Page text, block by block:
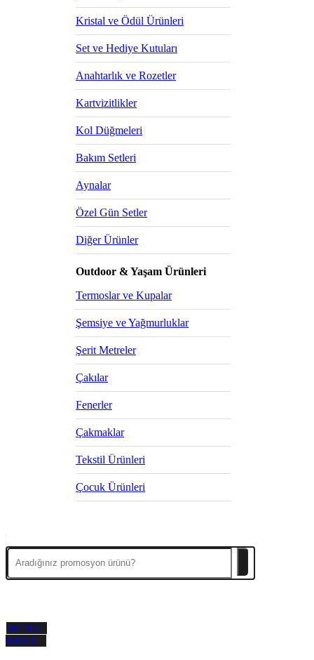
Kristal ve Ödül Ürünleri
Set ve Hediye Kutuları
Anahtarlık ve Rozetler
Kartvizitlikler
Kol Düğmeleri
Bakım Setleri
Aynalar
Özel Gün Setler
Diğer Ürünler
Outdoor & Yaşam Ürünleri
Termoslar ve Kupalar
Şemsiye ve Yağmurluklar
Şerit Metreler
Çakılar
Fenerler
Çakmaklar
Tekstil Ürünleri
Çocuk Ürünleri